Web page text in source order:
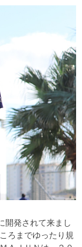
開発されて来まし
ろまでゆったり規